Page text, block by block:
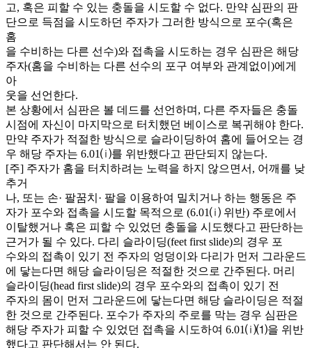
고, 혹은 피할 수 있는 충돌을 시도할 수 없다. 만약 심판의 판
단으로 득점을 시도하던 주자가 그러한 방식으로 포수(혹은
홈
을 수비하는 다른 선수)와 접촉을 시도하는 경우 심판은 해당
주자(홈을 수비하는 다른 선수의 포구 여부와 관계없이)에게
아
웃을 선언한다.
본 상황에서 심판은 볼 데드를 선언하며, 다른 주자들은 충돌
시점에 자신이 마지막으로 터치했던 베이스로 복귀해야 한다.
만약 주자가 적절한 방식으로 슬라이딩하여 홈에 들어오는 경
우 해당 주자는 6.01⒤를 위반했다고 판단되지 않는다.
[주] 주자가 홈을 터치하려는 노력을 하지 않으면서, 어깨를 낮
추거
나, 또는 손· 팔꿈치· 팔을 이용하여 밀치거나 하는 행동은 주
자가 포수와 접촉을 시도할 목적으로 (6.01⒤ 위반) 주로에서
이탈했거나 혹은 피할 수 있었던 충돌을 시도했다고 판단하는
근거가 될 수 있다. 다리 슬라이딩(feet first slide)의 경우 포
수와의 접촉이 있기 전 주자의 엉덩이와 다리가 먼저 그라운드
에 닿는다면 해당 슬라이딩은 적절한 것으로 간주된다. 머리
슬라이딩(head first slide)의 경우 포수와의 접촉이 있기 전
주자의 몸이 먼저 그라운드에 닿는다면 해당 슬라이딩은 적절
한 것으로 간주된다. 포수가 주자의 주로를 막는 경우 심판은
해당 주자가 피할 수 있었던 접촉을 시도하여 6.01⒤⑴을 위반
했다고 판단해서는 안 된다.